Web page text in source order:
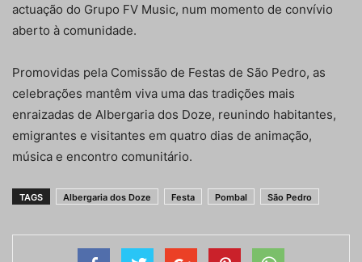
actuação do Grupo FV Music, num momento de convívio
aberto à comunidade.
Promovidas pela Comissão de Festas de São Pedro, as
celebrações mantêm viva uma das tradições mais
enraizadas de Albergaria dos Doze, reunindo habitantes,
emigrantes e visitantes em quatro dias de animação,
música e encontro comunitário.
TAGS Albergaria dos Doze Festa Pombal São Pedro